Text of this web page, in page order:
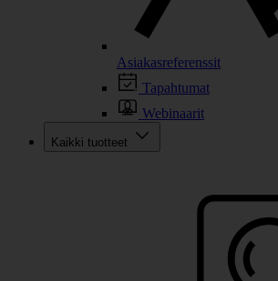
Asiakasreferenssit
Tapahtumat
Webinaarit
Kaikki tuotteet